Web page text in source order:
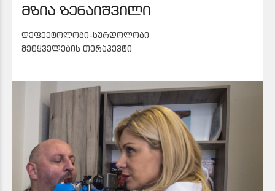
მზია ზენაიშვილი
დეფექტოლოგი-სურდოლოგი
მეტყველების თერაპევტი